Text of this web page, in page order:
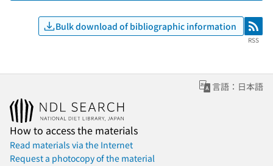
Bulk download of bibliographic information RSS
RSS
言語：日本語
How to access the materials
Read materials via the Internet
Request a photocopy of the material